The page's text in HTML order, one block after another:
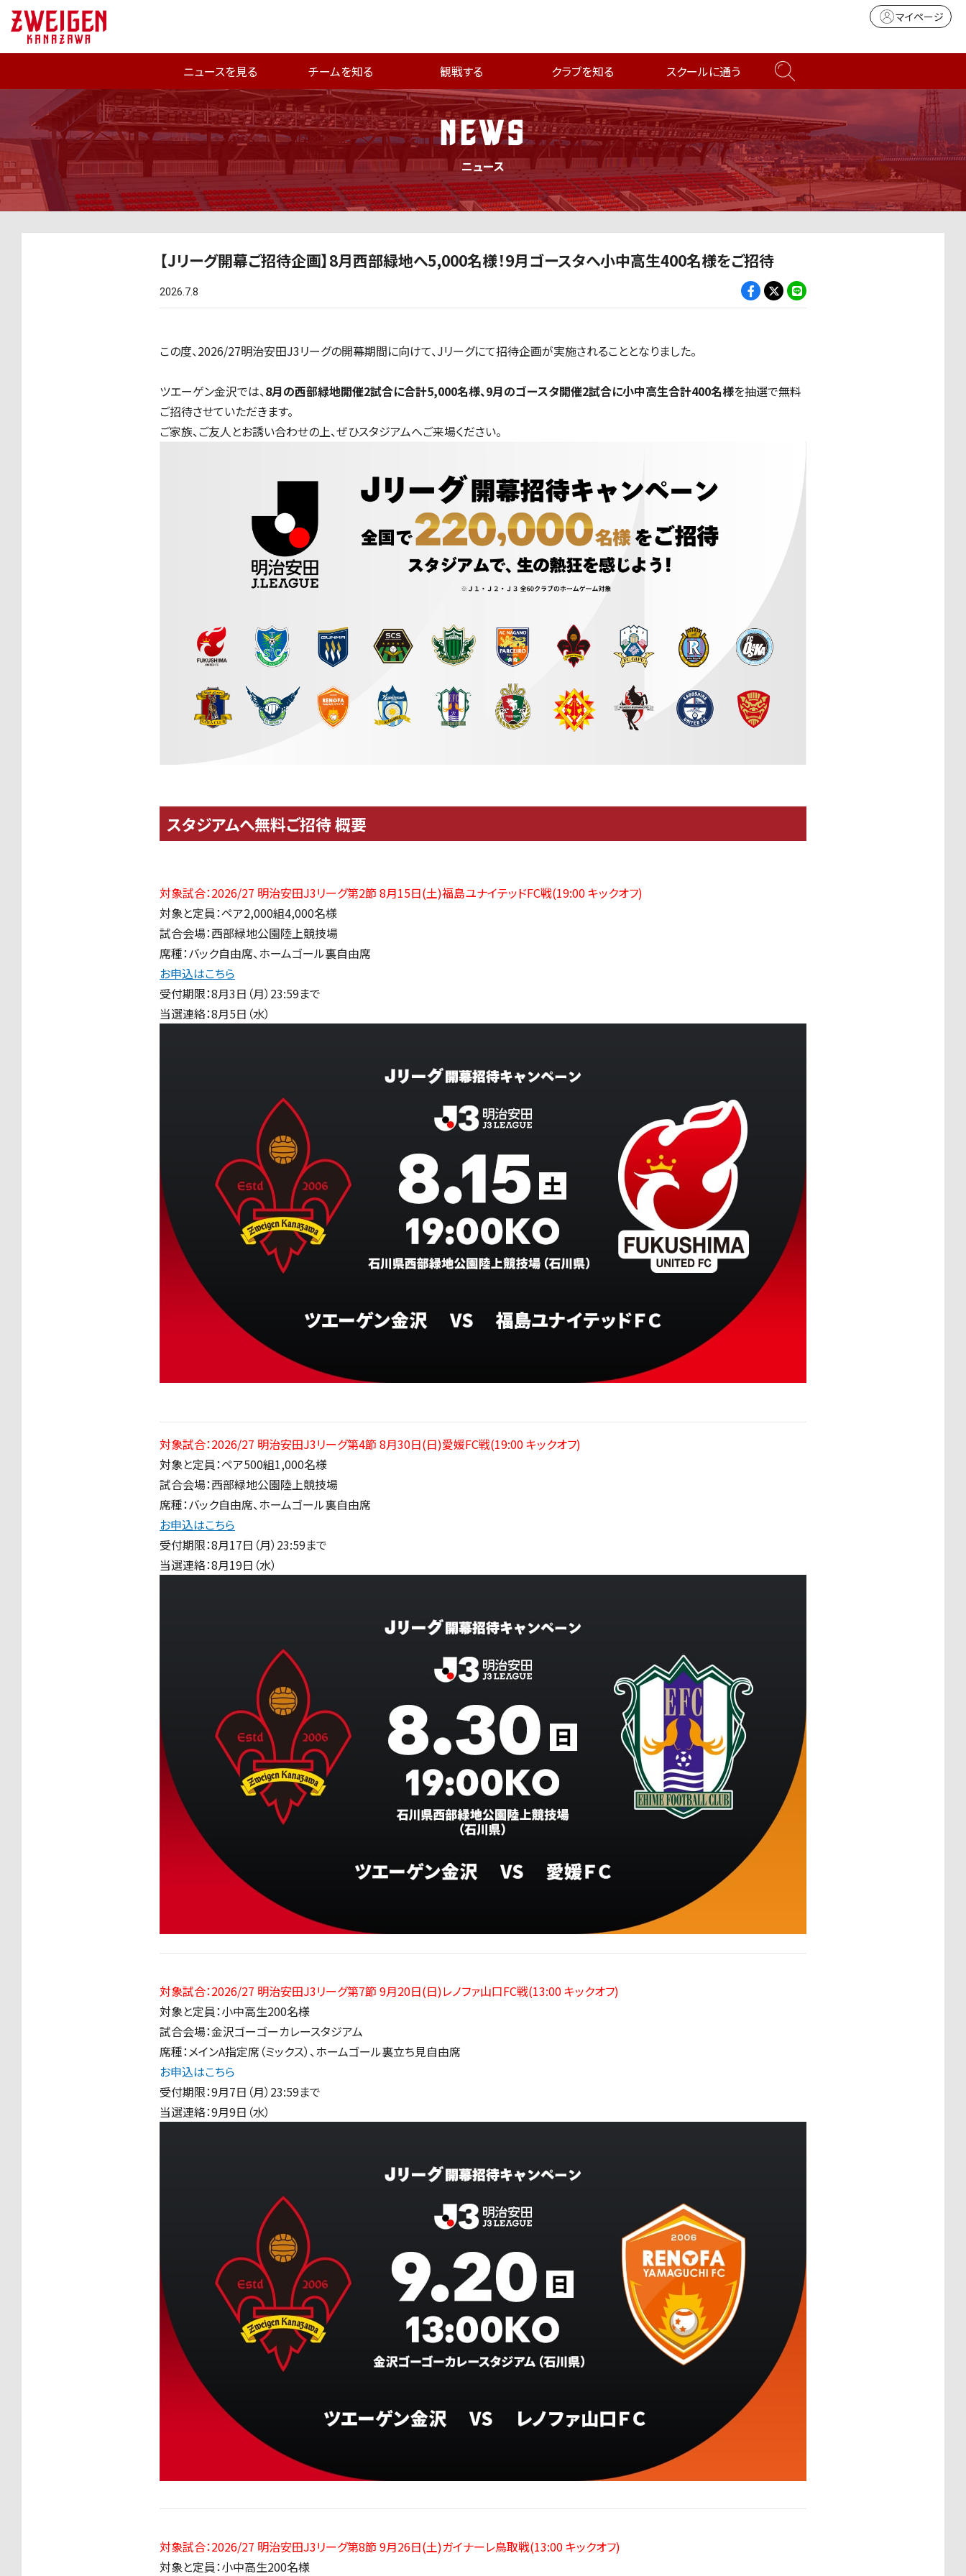
マイページ
ニュースを見る チームを知る 観戦する クラブを知る スクールに通う
NEWS
ニュース
【Jリーグ開幕ご招待企画】8月西部緑地へ5,000名様！9月ゴースタへ小中高生400名様をご招待
2026.7.8
この度、2026/27明治安田J3リーグの開幕期間に向けて、Jリーグにて招待企画が実施されることとなりました。
ツエーゲン金沢では、8月の西部緑地開催2試合に合計5,000名様、9月のゴースタ開催2試合に小中高生合計400名様を抽選で無料
ご招待させていただきます。
ご家族、ご友人とお誘い合わせの上、ぜひスタジアムへご来場ください。
スタジアムへ無料ご招待 概要
対象試合：2026/27 明治安田J3リーグ第2節 8月15日(土)福島ユナイテッドFC戦(19:00 キックオフ)
対象と定員：ペア2,000組4,000名様
試合会場：西部緑地公園陸上競技場
席種：バック自由席、ホームゴール裏自由席
お申込はこちら
受付期限：8月3日（月）23:59まで
当選連絡：8月5日（水）
対象試合：2026/27 明治安田J3リーグ第4節 8月30日(日)愛媛FC戦(19:00 キックオフ)
対象と定員：ペア500組1,000名様
試合会場：西部緑地公園陸上競技場
席種：バック自由席、ホームゴール裏自由席
お申込はこちら
受付期限：8月17日（月）23:59まで
当選連絡：8月19日（水）
対象試合：2026/27 明治安田J3リーグ第7節 9月20日(日)レノファ山口FC戦(13:00 キックオフ)
対象と定員：小中高生200名様
試合会場：金沢ゴーゴーカレースタジアム
席種：メインA指定席（ミックス）、ホームゴール裏立ち見自由席
お申込はこちら
受付期限：9月7日（月）23:59まで
当選連絡：9月9日（水）
対象試合：2026/27 明治安田J3リーグ第8節 9月26日(土)ガイナーレ鳥取戦(13:00 キックオフ)
対象と定員：小中高生200名様